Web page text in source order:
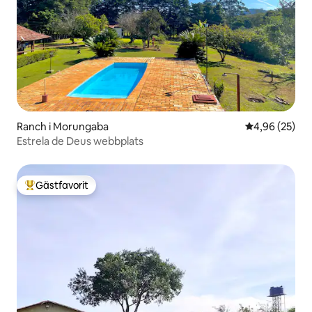
Ranch i Morungaba 4,96 av 5 i
4,96 (25)
Estrela de Deus webbplats
Populär gästfavorit
Gästfavorit